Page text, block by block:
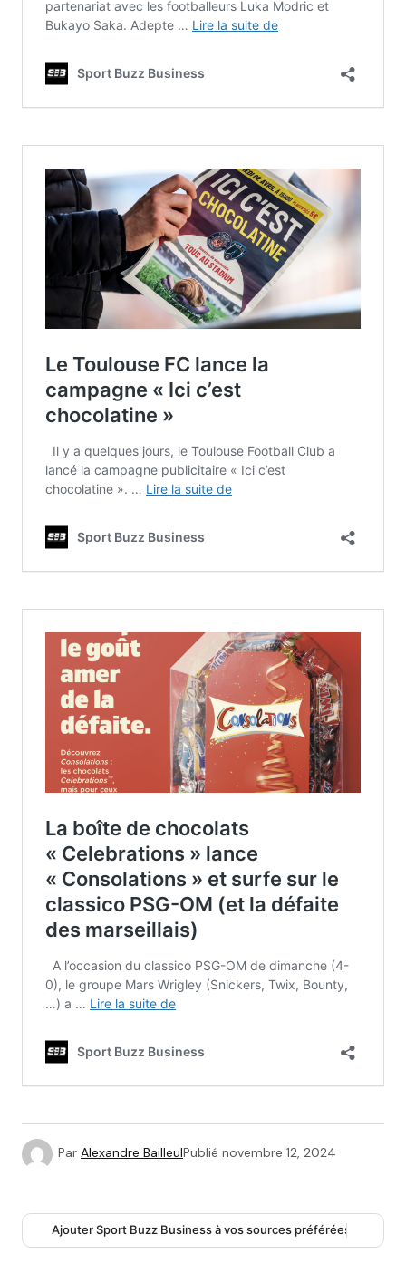
Par Alexandre BailleulPublié novembre 12, 2024
Ajouter Sport Buzz Business à vos sources préférées